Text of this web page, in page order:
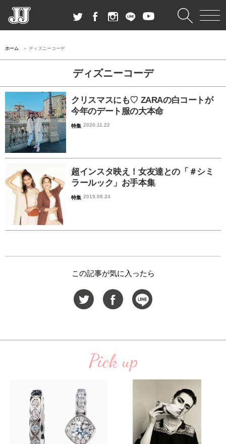
ホーム ディズニーコーデ
ディズニーコーデ
クリスマスにも♡ ZARAの白コートが
今年のデート服の大本命
特集 2020.11.22
超インスタ映え！女友達との「＃シミ
ラールック」お手本集
特集 2019.08.24
この記事が気に入ったら
Pick up